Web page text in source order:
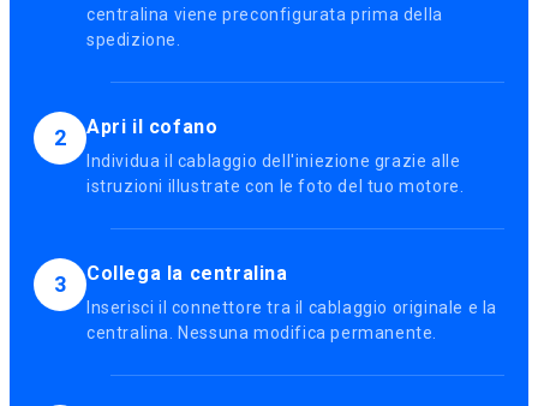
centralina viene preconfigurata prima della
spedizione.
2 Apri il cofano
Individua il cablaggio dell'iniezione grazie alle
istruzioni illustrate con le foto del tuo motore.
3 Collega la centralina
Inserisci il connettore tra il cablaggio originale e la
centralina. Nessuna modifica permanente.